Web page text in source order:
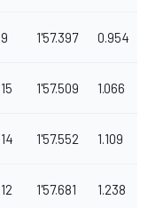
9 1'57.397 0.954
15 1'57.509 1.066
14 1'57.552 1.109
12 1'57.681 1.238